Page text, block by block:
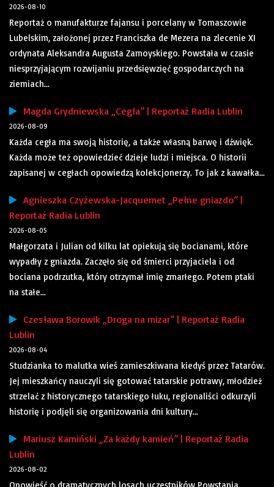
2026-08-10
Reportaż o manufakturze fajansu i porcelany w Tomaszowie
Lubelskim, założonej przez Franciszka de Mezera na zlecenie XI
ordynata Aleksandra Augusta Zamoyskiego. Powstała w czasie
niesprzyjającym rozwijaniu przedsięwzięć gospodarczych na
ziemiach...
Magda Grydniewska „Cegła” | Reportaż Radia Lublin
2026-08-09
Każda cegła ma swoją historię, a także własną barwę i dźwięk.
Każda może też opowiedzieć dzieje ludzi i miejsca. O historii
zapisanej w cegłach opowiedzą kolekcjonerzy. To jak z kawałka...
Agnieszka Czyżewska-Jacquemet „Pełne gniazdo” |
Reportaż Radia Lublin
2026-08-05
Małgorzata i Julian od kilku lat opiekują się bocianami, które
wypadły z gniazda. Zaczęło się od śmierci przyjaciela i od
bociana podrzutka, który otrzymał imię zmarłego. Potem ptaki
na stałe...
Czesława Borowik „Droga na mizar” | Reportaż Radia
Lublin
2026-08-04
Studzianka to malutka wieś zamieszkiwana kiedyś przez Tatarów.
Jej mieszkańcy nauczyli się gotować tatarskie potrawy, młodzież
strzelać z historycznego tatarskiego łuku, regionaliści odkurzyli
historię i podjęli się organizowania dni kultury...
Mariusz Kamiński „Za każdy kamień” | Reportaż Radia
Lublin
2026-08-02